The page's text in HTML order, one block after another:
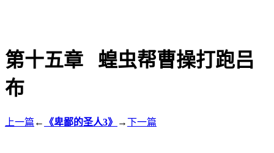
第十五章 蝗虫帮曹操打跑吕
布
上一篇 ← 《卑鄙的圣人3》 →下一篇